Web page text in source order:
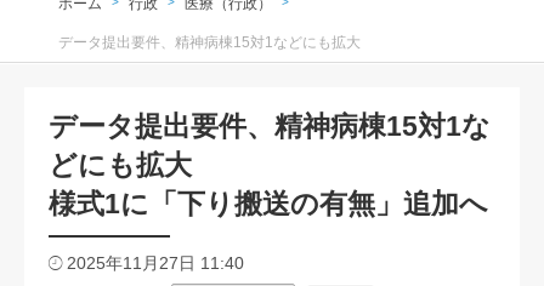
ホーム 行政 医療（行政）
データ提出要件、精神病棟15対1などにも拡大
データ提出要件、精神病棟15対1な
どにも拡大
様式1に「下り搬送の有無」追加へ
2025年11月27日 11:40